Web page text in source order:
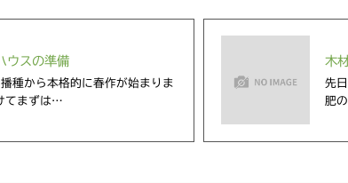
ウスの準備
種から本格的に春作が始まりま
てまずは…
木
先
肥